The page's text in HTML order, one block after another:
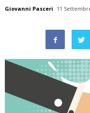
Giovanni Pasceri 11